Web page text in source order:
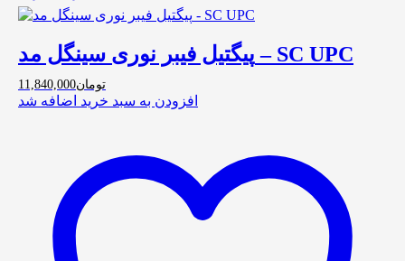
پیگتیل فیبر نوری سینگل مد – SC UPC
تومان11,840,000
افزودن به سبد خرید اضافه شد